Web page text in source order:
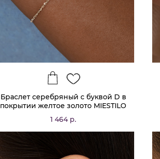
Браслет серебряный с буквой D в
покрытии желтое золото MIESTILO
1 464 р.